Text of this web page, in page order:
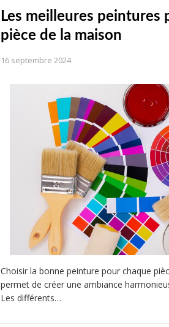
Les meilleures peintures
pièce de la maison
16 septembre 2024
Choisir la bonne peinture pour chaque
permet de créer une ambiance
Les différents…